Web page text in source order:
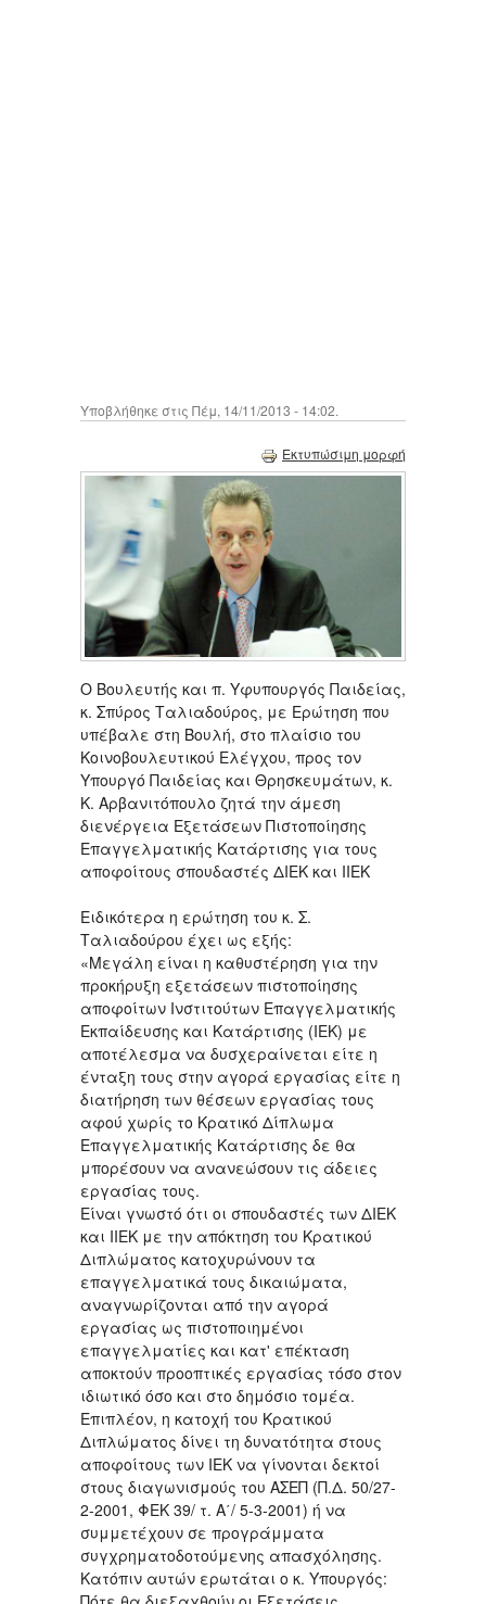
Υποβλήθηκε στις Πέμ, 14/11/2013 - 14:02.
Εκτυπώσιμη μορφή
Ο Βουλευτής και π. Υφυπουργός Παιδείας,
κ. Σπύρος Ταλιαδούρος, με Ερώτηση που
υπέβαλε στη Βουλή, στο πλαίσιο του
Κοινοβουλευτικού Ελέγχου, προς τον
Υπουργό Παιδείας και Θρησκευμάτων, κ.
Κ. Αρβανιτόπουλο ζητά την άμεση
διενέργεια Εξετάσεων Πιστοποίησης
Επαγγελματικής Κατάρτισης για τους
αποφοίτους σπουδαστές ΔΙΕΚ και ΙΙΕΚ
Ειδικότερα η ερώτηση του κ. Σ.
Ταλιαδούρου έχει ως εξής:
«Μεγάλη είναι η καθυστέρηση για την
προκήρυξη εξετάσεων πιστοποίησης
αποφοίτων Ινστιτούτων Επαγγελματικής
Εκπαίδευσης και Κατάρτισης (ΙΕΚ) με
αποτέλεσμα να δυσχεραίνεται είτε η
ένταξη τους στην αγορά εργασίας είτε η
διατήρηση των θέσεων εργασίας τους
αφού χωρίς το Κρατικό Δίπλωμα
Επαγγελματικής Κατάρτισης δε θα
μπορέσουν να ανανεώσουν τις άδειες
εργασίας τους.
Είναι γνωστό ότι οι σπουδαστές των ΔΙΕΚ
και ΙΙΕΚ με την απόκτηση του Κρατικού
Διπλώματος κατοχυρώνουν τα
επαγγελματικά τους δικαιώματα,
αναγνωρίζονται από την αγορά
εργασίας ως πιστοποιημένοι
επαγγελματίες και κατ' επέκταση
αποκτούν προοπτικές εργασίας τόσο στον
ιδιωτικό όσο και στο δημόσιο τομέα.
Επιπλέον, η κατοχή του Κρατικού
Διπλώματος δίνει τη δυνατότητα στους
αποφοίτους των ΙΕΚ να γίνονται δεκτοί
στους διαγωνισμούς του ΑΣΕΠ (Π.Δ. 50/27-
2-2001, ΦΕΚ 39/ τ. Α΄/ 5-3-2001) ή να
συμμετέχουν σε προγράμματα
συγχρηματοδοτούμενης απασχόλησης.
Κατόπιν αυτών ερωτάται ο κ. Υπουργός: